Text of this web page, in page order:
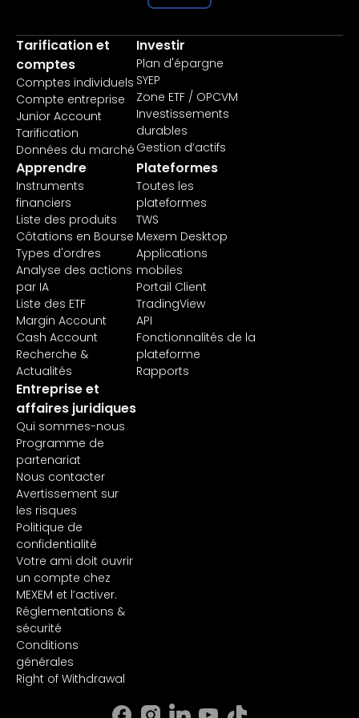
Tarification et
comptes
Comptes individuels
Compte entreprise
Junior Account
Tarification
Données du marché
Investir
Plan d'épargne
SYEP
Zone ETF / OPCVM
Investissements
durables
Gestion d’actifs
Apprendre
Instruments
financiers
Liste des produits
Côtations en Bourse
Types d'ordres
Analyse des actions
par IA
Liste des ETF
Margin Account
Cash Account
Recherche &
Actualités
Plateformes
Toutes les
plateformes
TWS
Mexem Desktop
Applications
mobiles
Portail Client
TradingView
API
Fonctionnalités de la
plateforme
Rapports
Entreprise et
affaires juridiques
Qui sommes-nous
Programme de
partenariat
Nous contacter
Avertissement sur
les risques
Politique de
confidentialité
Votre ami doit ouvrir
un compte chez
MEXEM et l’activer.
Réglementations &
sécurité
Conditions
générales
Right of Withdrawal